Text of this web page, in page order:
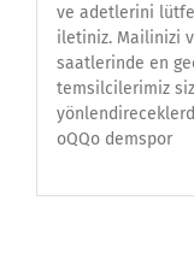
ve adetlerini
iletiniz. Mailinizi
saatlerinde en
temsilcilerimiz
oQQo demspor